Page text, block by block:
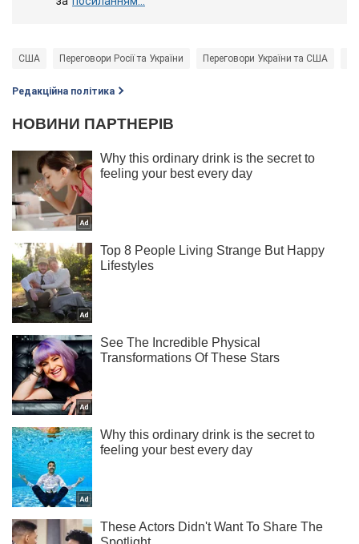
США Переговори Росії та України Переговори України та США
Редакційна політика